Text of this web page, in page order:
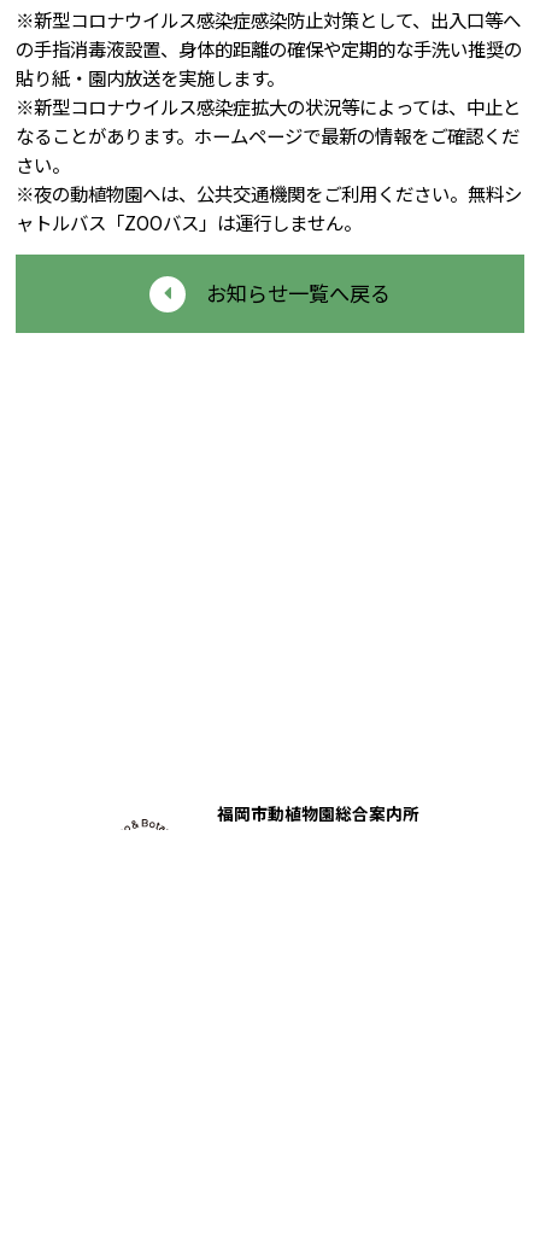
※新型コロナウイルス感染症感染防止対策として、出入口等へ
の手指消毒液設置、身体的距離の確保や定期的な手洗い推奨の
貼り紙・園内放送を実施します。
※新型コロナウイルス感染症拡大の状況等によっては、中止と
なることがあります。ホームページで最新の情報をご確認くだ
さい。
※夜の動植物園へは、公共交通機関をご利用ください。無料シ
ャトルバス「ZOOバス」は運行しません。
お知らせ一覧へ戻る
福岡市動植物園総合案内所